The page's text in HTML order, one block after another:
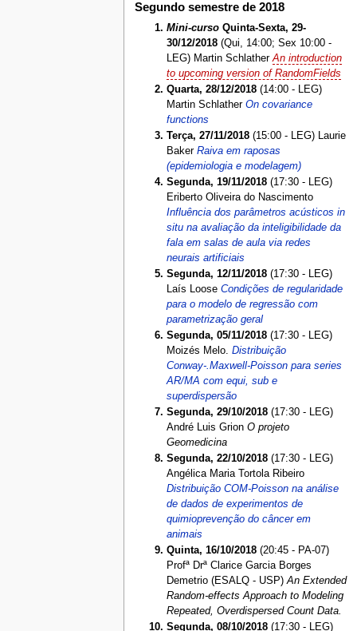
Segundo semestre de 2018
Mini-curso Quinta-Sexta, 29-
30/12/2018 (Qui, 14:00; Sex 10:00 -
LEG) Martin SchlatherAn introduction
to upcoming version of RandomFields
Quarta, 28/12/2018 (14:00 - LEG)
Martin SchlatherOn covariance
functions
Terça, 27/11/2018 (15:00 - LEG) Laurie
BakerRaiva em raposas
(epidemiologia e modelagem)
Segunda, 19/11/2018 (17:30 - LEG)
Eriberto Oliveira do Nascimento
Influência dos parâmetros acústicos in
situ na avaliação da inteligibilidade da
fala em salas de aula via redes
neurais artificiais
Segunda, 12/11/2018 (17:30 - LEG)
Laís LooseCondições de regularidade
para o modelo de regressão com
parametrização geral
Segunda, 05/11/2018 (17:30 - LEG)
Moizés Melo.Distribuição
Conway-.Maxwell-Poisson para series
AR/MA com equi, sub e
superdispersão
Segunda, 29/10/2018 (17:30 - LEG)
André Luis GrionO projeto
Geomedicina
Segunda, 22/10/2018 (17:30 - LEG)
Angélica Maria Tortola Ribeiro
Distribuição COM-Poisson na análise
de dados de experimentos de
quimioprevenção do câncer em
animais
Quinta, 16/10/2018 (20:45 - PA-07)
Profª Drª Clarice Garcia Borges
Demetrio (ESALQ - USP)An Extended
Random-effects Approach to Modeling
Repeated, Overdispersed Count Data.
Segunda, 08/10/2018 (17:30 - LEG)